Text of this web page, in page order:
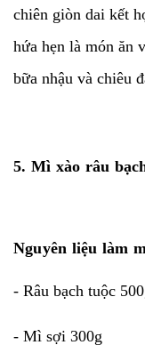
chiên giòn dai kết
hứa hẹn là món ăn
bữa nhậu và chiêu
5. Mì xào râu
Nguyên liệu làm
- Râu bạch tuộc
- Mì sợi 300g